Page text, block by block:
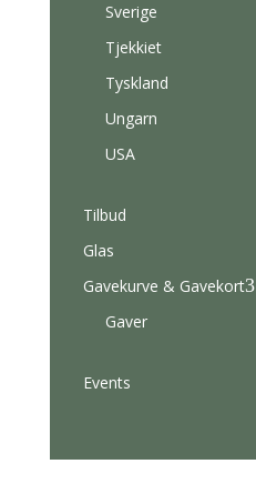
Sverige
Tjekkiet
Tyskland
Ungarn
USA
Tilbud
Glas
Gavekurve & Gavekort3
Gaver
Events